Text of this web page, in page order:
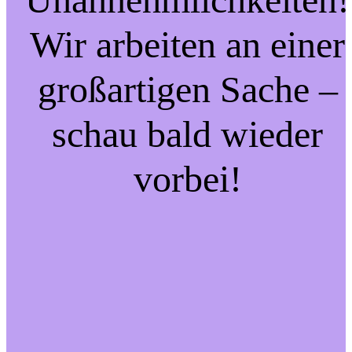
Wir arbeiten an einer
großartigen Sache –
schau bald wieder
vorbei!